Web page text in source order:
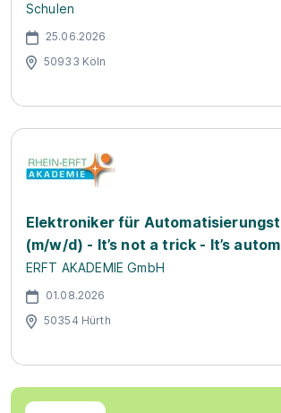
Schulen
25.06.2026
50933 Köln
Elektroniker für
(m/w/d) - It’s not a trick - It’s
ERFT AKADEMIE GmbH
01.08.2026
50354 Hürth